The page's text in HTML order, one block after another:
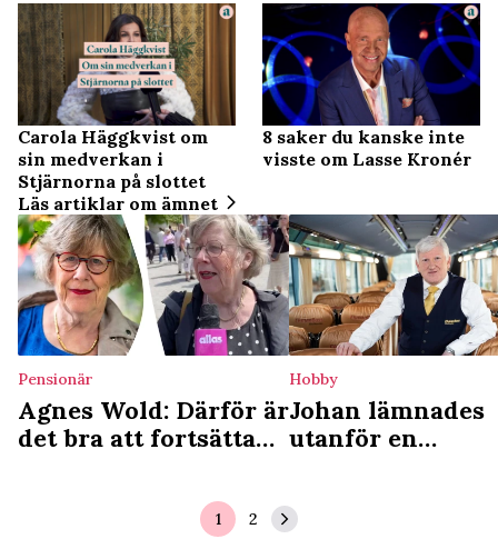
Carola Häggkvist om
sin medverkan i
Stjärnorna på slottet
8 saker du kanske inte
visste om Lasse Kronér
Läs artiklar om ämnet
Pensionär
Agnes Wold: Därför är
det bra att fortsätta
Hobby
Johan lämnades
utanför en
fann han sitt
1 2